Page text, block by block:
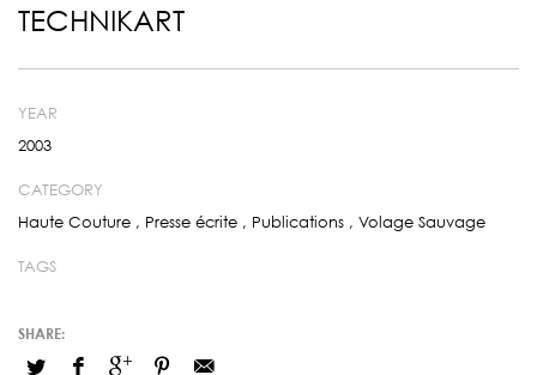
TECHNIKART
YEAR
2003
CATEGORY
Haute Couture , Presse écrite , Publications , Volage Sauvage
TAGS